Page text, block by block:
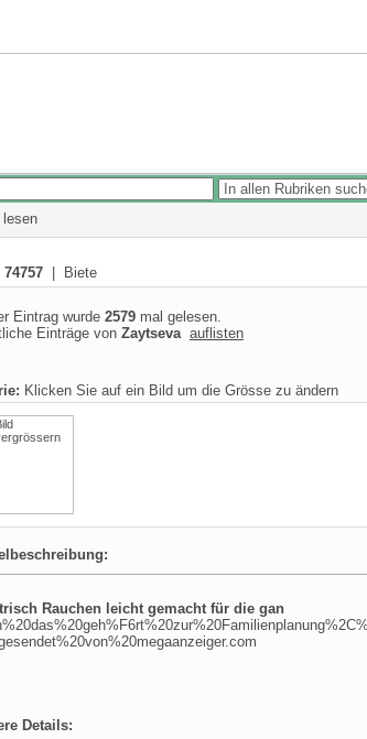
74757 | Biete
Eintrag wurde 2579 mal gelesen.
Einträge von Zaytseva auflisten
Klicken Sie auf ein Bild um die Grösse zu ändern
Rauchen leicht gemacht für die gan
Details: